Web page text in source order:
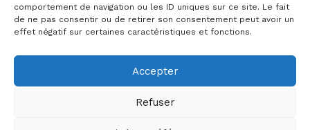
comportement de navigation ou les ID uniques sur ce site. Le fait
de ne pas consentir ou de retirer son consentement peut avoir un
effet négatif sur certaines caractéristiques et fonctions.
Accepter
Refuser
Mentions légales
RGPD